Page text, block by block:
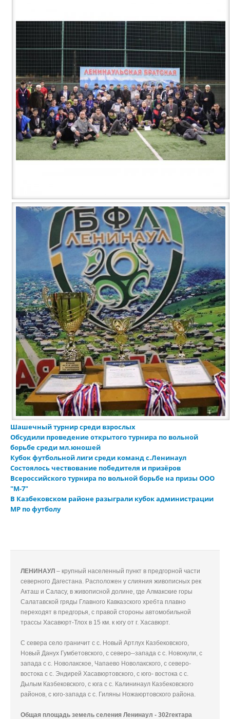
Шашечный турнир среди взрослых
Обсудили проведение открытого турнира по вольной
борьбе среди мл.юношей
Кубок футбольной лиги среди команд с.Ленинаул
Состоялось чествование победителя и призёров
Всероссийского турнира по вольной борьбе на призы ООО
"М-7"
В Казбековском районе разыграли кубок администрации
МР по футболу
ЛЕНИНАУЛ – крупный населенный пункт в предгорной части
северного Дагестана. Расположен у слияния живописных рек
Акташ и Саласу, в живописной долине, где Алмакские горы
Салатавской гряды Главного Кавказского хребта плавно
переходят в предгорья, с правой стороны автомобильной
трассы Хасавюрт-Тлох в 15 км. к югу от г. Хасавюрт.
C cевера село граничит с с. Новый Артлух Казбековского,
Новый Данух Гумбетовского, с северо--запада с с. Новокули, с
запада с с. Новолакское, Чапаево Новолакского, с северо-
востока с с. Эндирей Хасавюртовского, с юго- востока с с.
Дылым Казбековского, с юга с с. Калининаул Казбековского
районов, с юго-запада с с. Гиляны Ножаюртовского района.
Общая площадь земель селения Ленинаул - 302гектара